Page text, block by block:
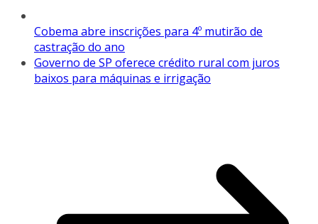
Cobema abre inscrições para 4º mutirão de
castração do ano
Governo de SP oferece crédito rural com juros
baixos para máquinas e irrigação